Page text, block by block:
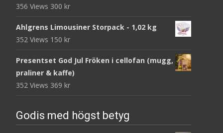
356 Views 300 kr
Ahlgrens Limousiner Storpack - 1,02 kg
352 Views 150 kr
Presentset God Jul Fröken i cellofan (mugg,
praliner & kaffe)
352 Views 369 kr
Godis med högst betyg